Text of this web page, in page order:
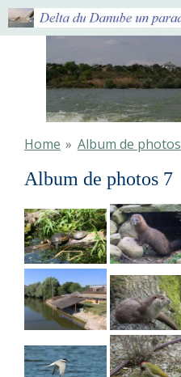
Ga
direct
hoofdinhoud
Home » Album de photos
Album de photos 7